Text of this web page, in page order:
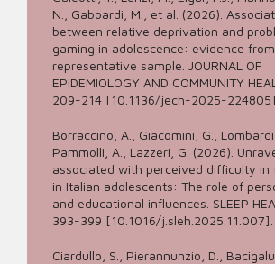
N., Gaboardi, M., et al. (2026).
between relative deprivation and
gaming in adolescence: evidence
representative sample. JOURNAL OF
EPIDEMIOLOGY AND COMMUNITY
209-214 [10.1136/jech-2025-224805].
Borraccino, A., Giacomini, G., Lombardi,
Pammolli, A., Lazzeri, G. (2026).
associated with perceived difficulty in
in Italian adolescents: The role of
and educational influences. SLEEP
393-399 [10.1016/j.sleh.2025.11.007].
Ciardullo, S., Pierannunzio, D.,